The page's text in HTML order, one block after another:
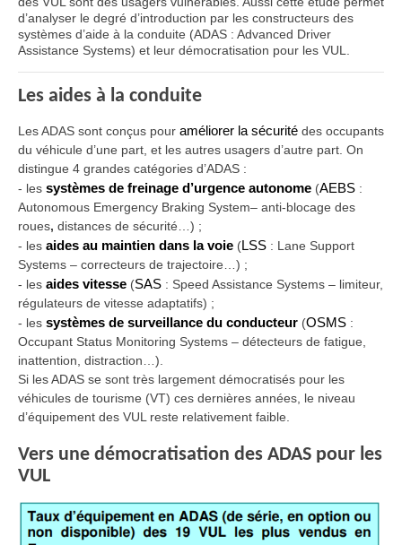
d’analyser le degré d’introduction par les constructeurs des
systèmes d’aide à la conduite (ADAS : Advanced Driver
Assistance Systems) et leur démocratisation pour les VUL.
Les aides à la conduite
Les ADAS sont conçus pour améliorer la sécurité des occupants
du véhicule d’une part, et les autres usagers d’autre part. On
distingue 4 grandes catégories d’ADAS :
- les systèmes de freinage d’urgence autonome (AEBS :
Autonomous Emergency Braking System– anti-blocage des
roues, distances de sécurité…) ;
- les aides au maintien dans la voie (LSS : Lane Support
Systems – correcteurs de trajectoire…) ;
- les aides vitesse (SAS : Speed Assistance Systems – limiteur,
régulateurs de vitesse adaptatifs) ;
- les systèmes de surveillance du conducteur (OSMS :
Occupant Status Monitoring Systems – détecteurs de fatigue,
inattention, distraction…).
Si les ADAS se sont très largement démocratisés pour les
véhicules de tourisme (VT) ces dernières années, le niveau
d’équipement des VUL reste relativement faible.
Vers une démocratisation des ADAS pour les
VUL